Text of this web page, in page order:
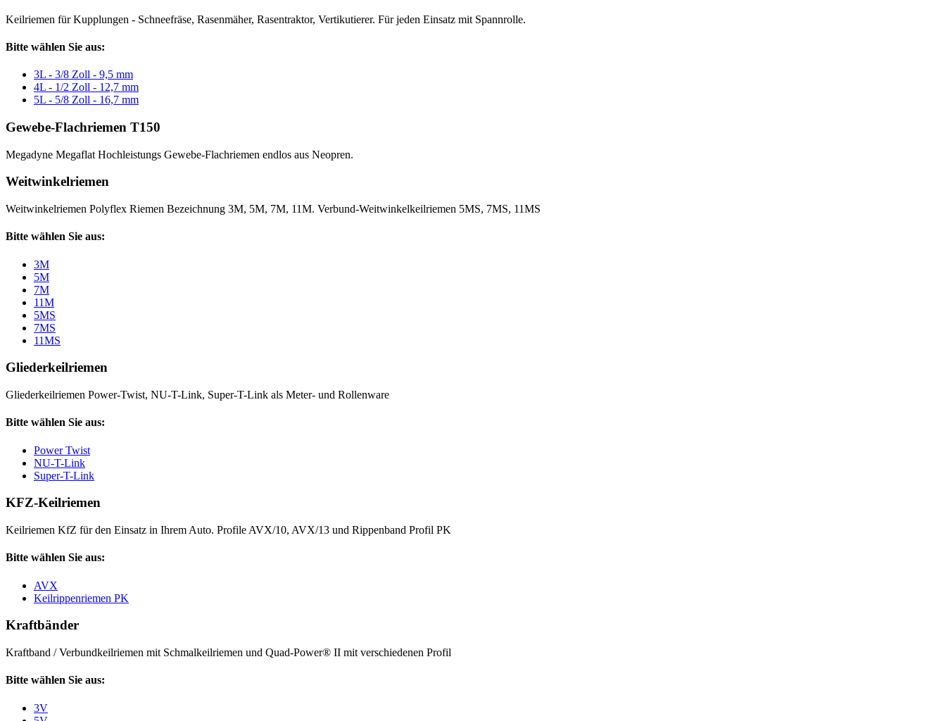
Keilriemen für Kupplungen - Schneefräse, Rasenmäher, Rasentraktor, Vertikutierer. Für jeden Einsatz mit Spannrolle.
Bitte wählen Sie aus:
3L - 3/8 Zoll - 9,5 mm
4L - 1/2 Zoll - 12,7 mm
5L - 5/8 Zoll - 16,7 mm
Gewebe-Flachriemen T150
Megadyne Megaflat Hochleistungs Gewebe-Flachriemen endlos aus Neopren.
Weitwinkelriemen
Weitwinkelriemen Polyflex Riemen Bezeichnung 3M, 5M, 7M, 11M. Verbund-Weitwinkelkeilriemen 5MS, 7MS, 11MS
Bitte wählen Sie aus:
3M
5M
7M
11M
5MS
7MS
11MS
Gliederkeilriemen
Gliederkeilriemen Power-Twist, NU-T-Link, Super-T-Link als Meter- und Rollenware
Bitte wählen Sie aus:
Power Twist
NU-T-Link
Super-T-Link
KFZ-Keilriemen
Keilriemen KfZ für den Einsatz in Ihrem Auto. Profile AVX/10, AVX/13 und Rippenband Profil PK
Bitte wählen Sie aus:
AVX
Keilrippenriemen PK
Kraftbänder
Kraftband / Verbundkeilriemen mit Schmalkeilriemen und Quad-Power® II mit verschiedenen Profil
Bitte wählen Sie aus:
3V